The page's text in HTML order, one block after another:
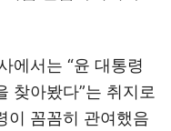
에서는 “윤 대통령
찾아봤다”는 취지로
이 꼼꼼히 관여했음